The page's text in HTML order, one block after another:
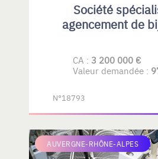
Société
agencement de
CA : 3 200 000 €
Valeur demandée :
N°18793
AUVERGNE-RHÔNE-ALPES